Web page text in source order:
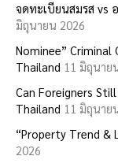
f
o
r
จดทะเบียนสมรส vs
มิถุนายน 2026
Nominee” Criminal
Thailand 11 มิถุนาย
Can Foreigners
Thailand 11 มิถุนาย
“Property Trend &
2026